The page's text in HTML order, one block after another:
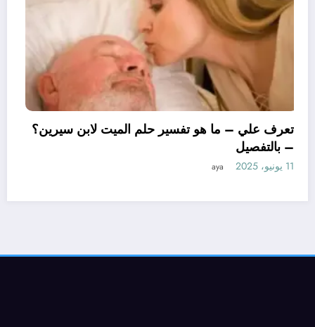
تعرف علي – ما هو تفسير حلم الميت لابن سيرين؟
– بالتفصيل
11 يونيو، 2025